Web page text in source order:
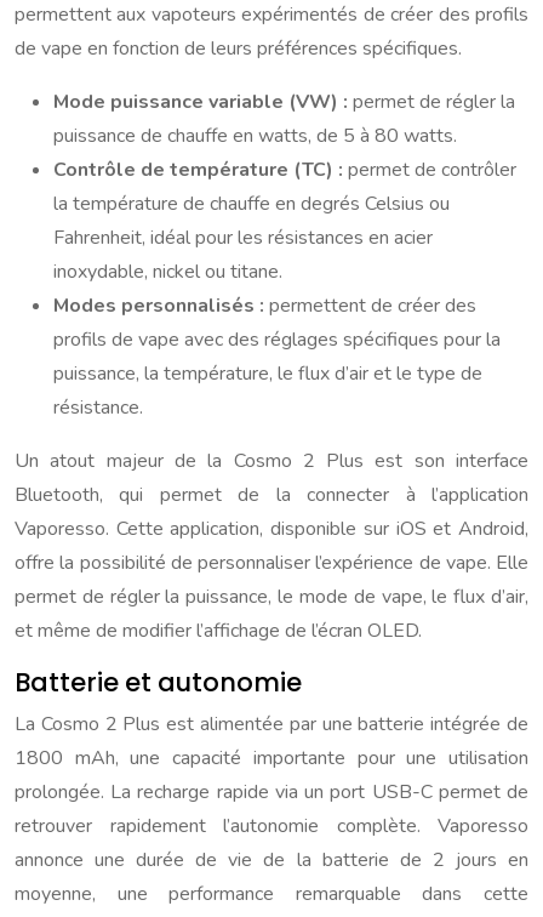
permettent aux vapoteurs expérimentés de créer des profils
de vape en fonction de leurs préférences spécifiques.
Mode puissance variable (VW) : permet de régler la
puissance de chauffe en watts, de 5 à 80 watts.
Contrôle de température (TC) : permet de contrôler
la température de chauffe en degrés Celsius ou
Fahrenheit, idéal pour les résistances en acier
inoxydable, nickel ou titane.
Modes personnalisés : permettent de créer des
profils de vape avec des réglages spécifiques pour la
puissance, la température, le flux d’air et le type de
résistance.
Un atout majeur de la Cosmo 2 Plus est son interface
Bluetooth, qui permet de la connecter à l’application
Vaporesso. Cette application, disponible sur iOS et Android,
offre la possibilité de personnaliser l’expérience de vape. Elle
permet de régler la puissance, le mode de vape, le flux d’air,
et même de modifier l’affichage de l’écran OLED.
Batterie et autonomie
La Cosmo 2 Plus est alimentée par une batterie intégrée de
1800 mAh, une capacité importante pour une utilisation
prolongée. La recharge rapide via un port USB-C permet de
retrouver rapidement l’autonomie complète. Vaporesso
annonce une durée de vie de la batterie de 2 jours en
moyenne, une performance remarquable dans cette